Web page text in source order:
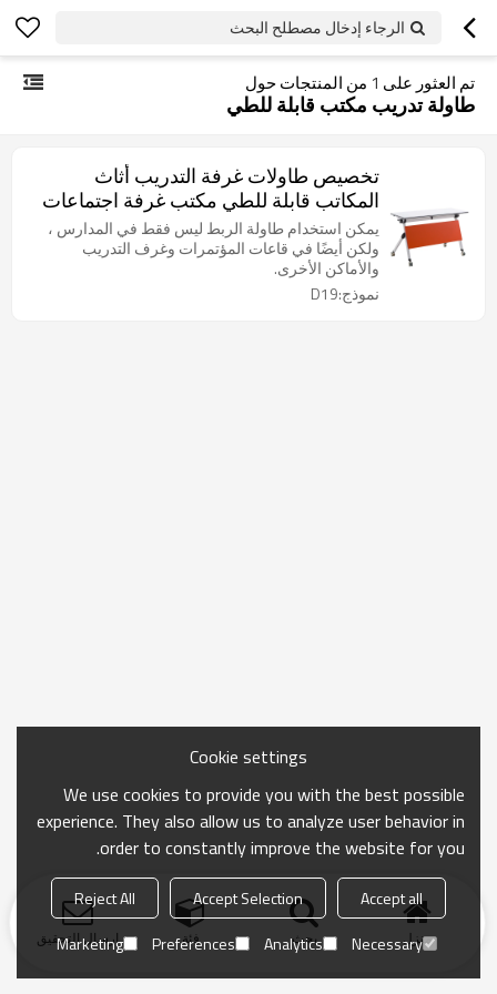
الرجاء إدخال مصطلح البحث
تم العثور على 1 من المنتجات حول
طاولة تدريب مكتب قابلة للطي
تخصيص طاولات غرفة التدريب أثاث
المكاتب قابلة للطي مكتب غرفة اجتماعات
اجتماعات مع عجلات
يمكن استخدام طاولة الربط ليس فقط في المدارس ،
ولكن أيضًا في قاعات المؤتمرات وغرف التدريب
والأماكن الأخرى.
نموذج:D19
منزل بحث فئة ارسال التحقيق
Cookie settings
We use cookies to provide you with the best possible
experience. They also allow us to analyze user behavior in
order to constantly improve the website for you.
Accept all
Accept Selection
Reject All
Necessary
Analytics
Preferences
Marketing